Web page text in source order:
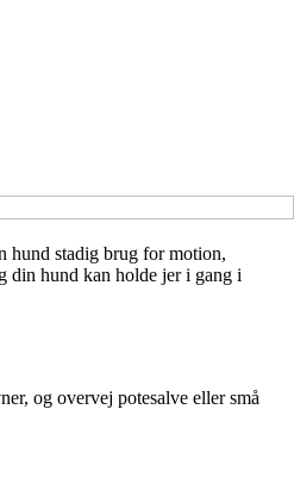
hund stadig brug for motion,
din hund kan holde jer i gang i
og overvej potesalve eller små